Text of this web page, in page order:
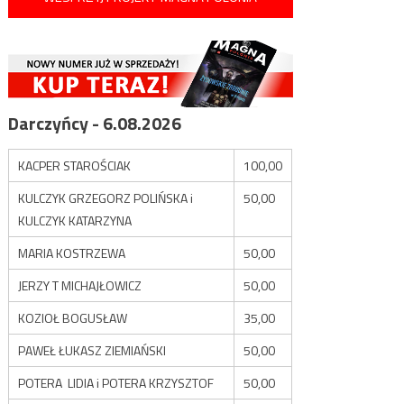
Darczyńcy - 6.08.2026
KACPER STAROŚCIAK
100,00
KULCZYK GRZEGORZ POLIŃSKA i
KULCZYK KATARZYNA
50,00
MARIA KOSTRZEWA
50,00
JERZY T MICHAJŁOWICZ
50,00
KOZIOŁ BOGUSŁAW
35,00
PAWEŁ ŁUKASZ ZIEMIAŃSKI
50,00
POTERA LIDIA i POTERA KRZYSZTOF
50,00